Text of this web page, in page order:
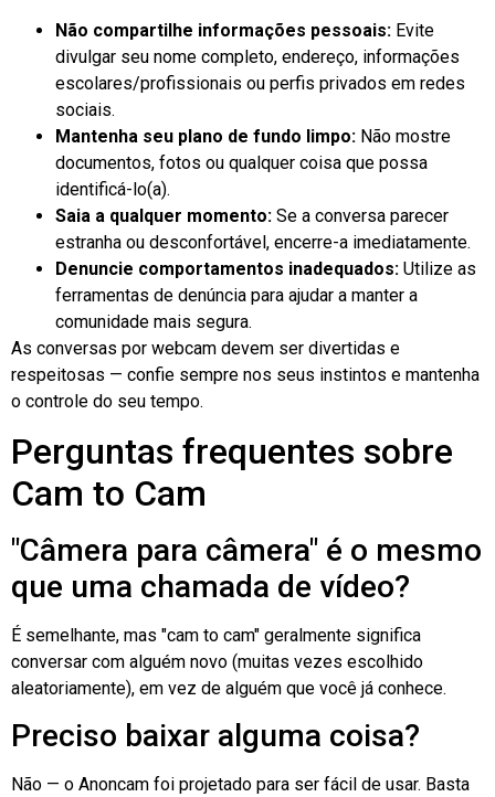
Não compartilhe informações pessoais: Evite
divulgar seu nome completo, endereço, informações
escolares/profissionais ou perfis privados em redes
sociais.
Mantenha seu plano de fundo limpo: Não mostre
documentos, fotos ou qualquer coisa que possa
identificá-lo(a).
Saia a qualquer momento: Se a conversa parecer
estranha ou desconfortável, encerre-a imediatamente.
Denuncie comportamentos inadequados: Utilize as
ferramentas de denúncia para ajudar a manter a
comunidade mais segura.
As conversas por webcam devem ser divertidas e
respeitosas — confie sempre nos seus instintos e mantenha
o controle do seu tempo.
Perguntas frequentes sobre
Cam to Cam
"Câmera para câmera" é o mesmo
que uma chamada de vídeo?
É semelhante, mas "cam to cam" geralmente significa
conversar com alguém novo (muitas vezes escolhido
aleatoriamente), em vez de alguém que você já conhece.
Preciso baixar alguma coisa?
Não — o Anoncam foi projetado para ser fácil de usar. Basta